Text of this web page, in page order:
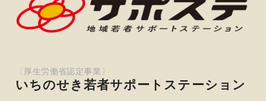
いちのせき若者サポートステーション